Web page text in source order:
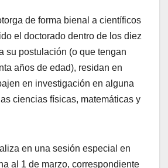
de forma bienal a científicos
el doctorado dentro de los diez
su postulación (o que tengan
años de edad), residan en
en investigación en alguna
ciencias físicas, matemáticas y
en una sesión especial en
al 1 de marzo, correspondiente